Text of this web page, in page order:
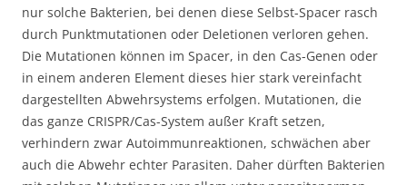
nur solche Bakterien, bei denen diese Selbst-Spacer rasch
durch Punktmutationen oder Deletionen verloren gehen.
Die Mutationen können im Spacer, in den Cas-Genen oder
in einem anderen Element dieses hier stark vereinfacht
dargestellten Abwehrsystems erfolgen. Mutationen, die
das ganze CRISPR/Cas-System außer Kraft setzen,
verhindern zwar Autoimmunreaktionen, schwächen aber
auch die Abwehr echter Parasiten. Daher dürften Bakterien